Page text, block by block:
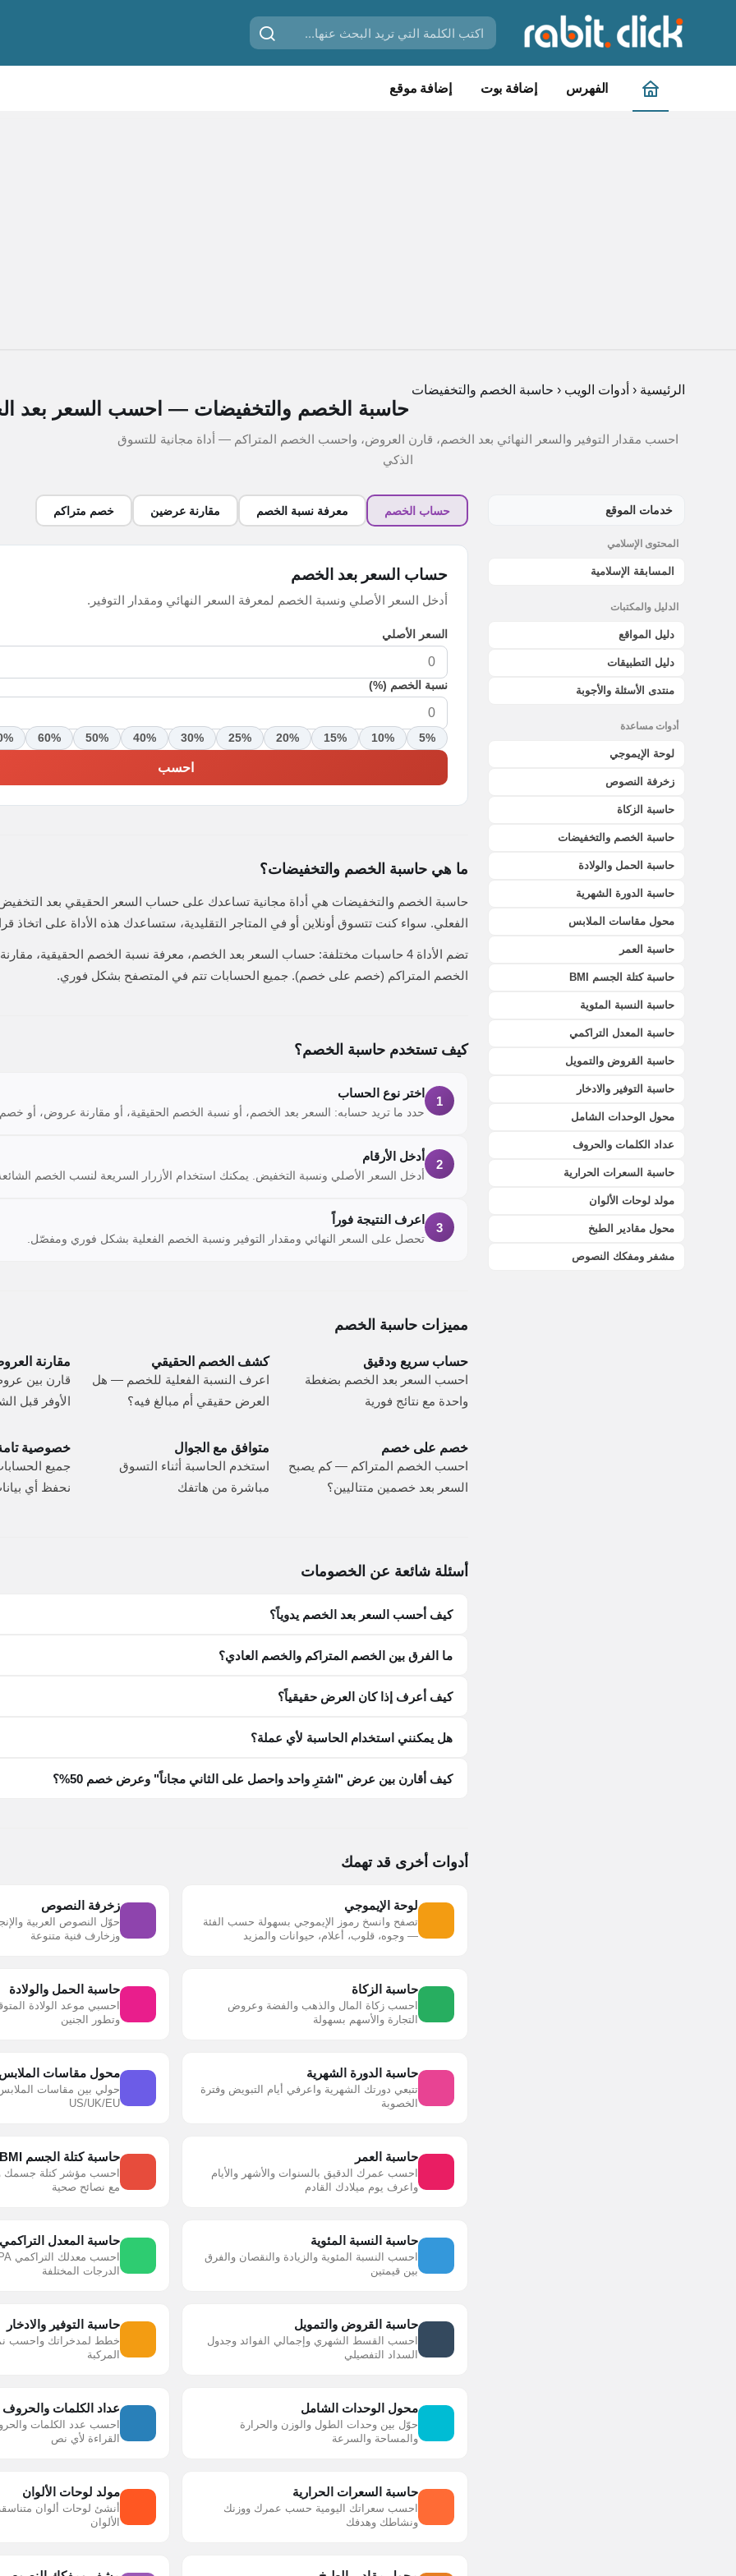
الفهرس إضافة بوت إضافة موقع
الرئيسية ‹ أدوات الويب ‹ حاسبة الخصم والتخفيضات
حاسبة الخصم والتخفيضات — احسب السعر بعد
احسب مقدار التوفير والسعر النهائي بعد الخصم، قارن العروض، واحسب الخصم المتراكم — أداة مجانية للتسوق
الذكي
خدمات الموقع
المحتوى الإسلامي
المسابقة الإسلامية
الدليل والمكتبات
دليل المواقع
دليل التطبيقات
منتدى الأسئلة والأجوبة
أدوات مساعدة
لوحة الإيموجي
زخرفة النصوص
حاسبة الزكاة
حاسبة الخصم والتخفيضات
حاسبة الحمل والولادة
حاسبة الدورة الشهرية
محول مقاسات الملابس
حاسبة العمر
حاسبة كتلة الجسم BMI
حاسبة النسبة المئوية
حاسبة المعدل التراكمي
حاسبة القروض والتمويل
حاسبة التوفير والادخار
محول الوحدات الشامل
عداد الكلمات والحروف
حاسبة السعرات الحرارية
مولد لوحات الألوان
محول مقادير الطبخ
مشفر ومفكك النصوص
حساب الخصم معرفة نسبة الخصم مقارنة عرضين خصم متراكم
حساب السعر بعد الخصم
أدخل السعر الأصلي ونسبة الخصم لمعرفة السعر النهائي ومقدار التوفير.
السعر الأصلي
نسبة الخصم (%)
5%
10%
15%
20%
25%
30%
40%
50%
60%
احسب
ما هي حاسبة الخصم والتخفيضات؟
حاسبة الخصم والتخفيضات هي أداة مجانية تساعدك على حساب السعر الحقيقي بعد التخفيض
الفعلي. سواء كنت تتسوق أونلاين أو في المتاجر التقليدية، ستساعدك هذه الأداة على اتخاذ
تضم الأداة 4 حاسبات مختلفة: حساب السعر بعد الخصم، معرفة نسبة الخصم الحقيقية،
الخصم المتراكم (خصم على خصم). جميع الحسابات تتم في المتصفح بشكل فوري.
كيف تستخدم حاسبة الخصم؟
1
اختر نوع الحساب
حدد ما تريد حسابه: السعر بعد الخصم، أو نسبة الخصم الحقيقية، أو مقارنة عروض، أو
2
أدخل الأرقام
أدخل السعر الأصلي ونسبة التخفيض. يمكنك استخدام الأزرار السريعة لنسب الخصم
3
اعرف النتيجة فوراً
تحصل على السعر النهائي ومقدار التوفير ونسبة الخصم الفعلية بشكل فوري ومفصّل.
مميزات حاسبة الخصم
حساب سريع ودقيق
احسب السعر بعد الخصم بضغطة
واحدة مع نتائج فورية
كشف الخصم الحقيقي
اعرف النسبة الفعلية للخصم — هل
العرض حقيقي أم مبالغ فيه؟
مقارنة
قارن بين
الأوفر قبل
خصم على خصم
احسب الخصم المتراكم — كم يصبح
السعر بعد خصمين متتاليين؟
متوافق مع الجوال
استخدم الحاسبة أثناء التسوق
مباشرة من هاتفك
خصوصية
جميع
نحفظ أي
أسئلة شائعة عن الخصومات
كيف أحسب السعر بعد الخصم يدوياً؟
ما الفرق بين الخصم المتراكم والخصم العادي؟
كيف أعرف إذا كان العرض حقيقياً؟
هل يمكنني استخدام الحاسبة لأي عملة؟
كيف أقارن بين عرض "اشترِ واحد واحصل على الثاني مجاناً" وعرض خصم 50%؟
أدوات أخرى قد تهمك
لوحة الإيموجي
تصفح وانسخ رموز الإيموجي بسهولة حسب الفئة
— وجوه، قلوب، أعلام، حيوانات والمزيد
زخرفة النصوص
حوّل النصوص العربية
وزخارف فنية متنوعة
حاسبة الزكاة
احسب زكاة المال والذهب والفضة وعروض
التجارة والأسهم بسهولة
حاسبة الحمل والولادة
احسبي موعد الولادة
وتطور الجنين
حاسبة الدورة الشهرية
تتبعي دورتك الشهرية واعرفي أيام التبويض وفترة
الخصوبة
محول مقاسات
حولي بين مقاسات الملابس
US/UK/EU
حاسبة العمر
احسب عمرك الدقيق بالسنوات والأشهر والأيام
واعرف يوم ميلادك القادم
حاسبة كتلة الجسم BMI
احسب مؤشر كتلة جسمك
مع نصائح صحية
حاسبة النسبة المئوية
احسب النسبة المئوية والزيادة والنقصان والفرق
بين قيمتين
حاسبة المعدل التراكمي
الدرجات المختلفة
حاسبة القروض والتمويل
احسب القسط الشهري وإجمالي الفوائد وجدول
السداد التفصيلي
حاسبة التوفير والادخار
خطط لمدخراتك واحسب
المركبة
محول الوحدات الشامل
حوّل بين وحدات الطول والوزن والحرارة
والمساحة والسرعة
عداد الكلمات والحروف
احسب عدد الكلمات
القراءة لأي نص
حاسبة السعرات الحرارية
احسب سعراتك اليومية حسب عمرك ووزنك
ونشاطك وهدفك
مولد لوحات الألوان
أنشئ لوحات ألوان
الألوان